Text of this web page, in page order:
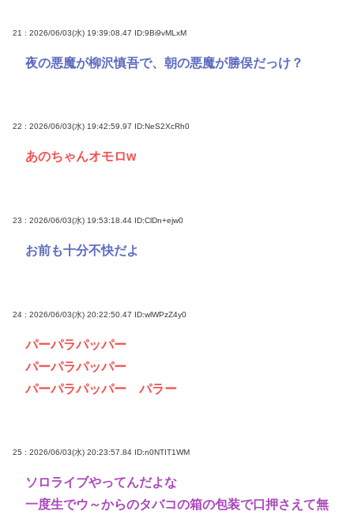
21 : 2026/06/03(水) 19:39:08.47 ID:9Bi9vMLxM
夜の悪魔が柳沢慎吾で、朝の悪魔が勝俣だっけ？
22 : 2026/06/03(水) 19:42:59.97 ID:NeS2XcRh0
あのちゃんオモロw
23 : 2026/06/03(水) 19:53:18.44 ID:ClDn+ejw0
お前も十分不快だよ
24 : 2026/06/03(水) 20:22:50.47 ID:wlWPzZ4y0
パーパラパッパー
パーパラパッパー
パーパラパッパー パラー
25 : 2026/06/03(水) 20:23:57.84 ID:n0NTIT1WM
ソロライブやってんだよな
一度生でウ～からのタバコの箱の包装で口押さえて無